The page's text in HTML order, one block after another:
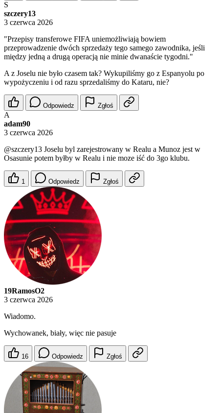
S
szczery13
3 czerwca 2026
"Przepisy transferowe FIFA uniemożliwiają bowiem
przeprowadzenie dwóch sprzedaży tego samego zawodnika, jeśli
między jedną a drugą operacją nie minie dwanaście tygodni."
A z Joselu nie było czasem tak? Wykupiliśmy go z Espanyolu po
wypożyczeniu i od razu sprzedaliśmy do Kataru, nie?
Odpowiedz Zgłoś
A
adam90
3 czerwca 2026
@szczery13 Joselu byl zarejestrowany w Realu a Munoz jest w
Osasunie potem byłby w Realu i nie moze iść do 3go klubu.
1 Odpowiedz Zgłoś
19RamosO2
3 czerwca 2026
Wiadomo.
Wychowanek, biały, więc nie pasuje
16 Odpowiedz Zgłoś